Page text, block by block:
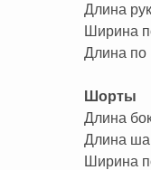
Длина
Ширина
Длина по
Шорты
Длина
Длина
Ширина